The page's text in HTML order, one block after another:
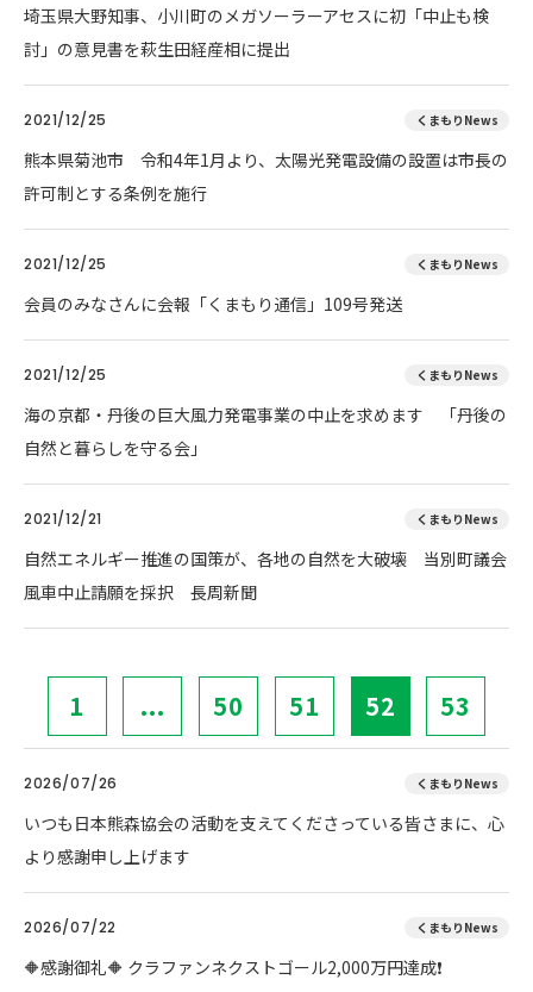
埼玉県大野知事、小川町のメガソーラーアセスに初「中止も検
討」の意見書を萩生田経産相に提出
2021/12/25 くまもりNews
熊本県菊池市 令和4年1月より、太陽光発電設備の設置は市長の
許可制とする条例を施行
2021/12/25 くまもりNews
会員のみなさんに会報「くまもり通信」109号発送
2021/12/25 くまもりNews
海の京都・丹後の巨大風力発電事業の中止を求めます 「丹後の
自然と暮らしを守る会」
2021/12/21 くまもりNews
自然エネルギー推進の国策が、各地の自然を大破壊 当別町議会
風車中止請願を採択 長周新聞
1 ... 50 51 52 53
2026/07/26 くまもりNews
いつも日本熊森協会の活動を支えてくださっている皆さまに、心
より感謝申し上げます
2026/07/22 くまもりNews
🔶感謝御礼🔶 クラファンネクストゴール2,000万円達成❗